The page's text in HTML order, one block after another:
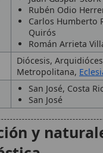
San José, Costa Rica
San José
y
histórica